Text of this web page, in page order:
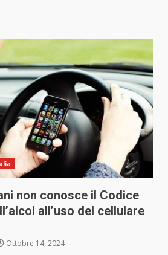
non conosce il Codice
all’uso del cellulare
Ottobre 14, 2024